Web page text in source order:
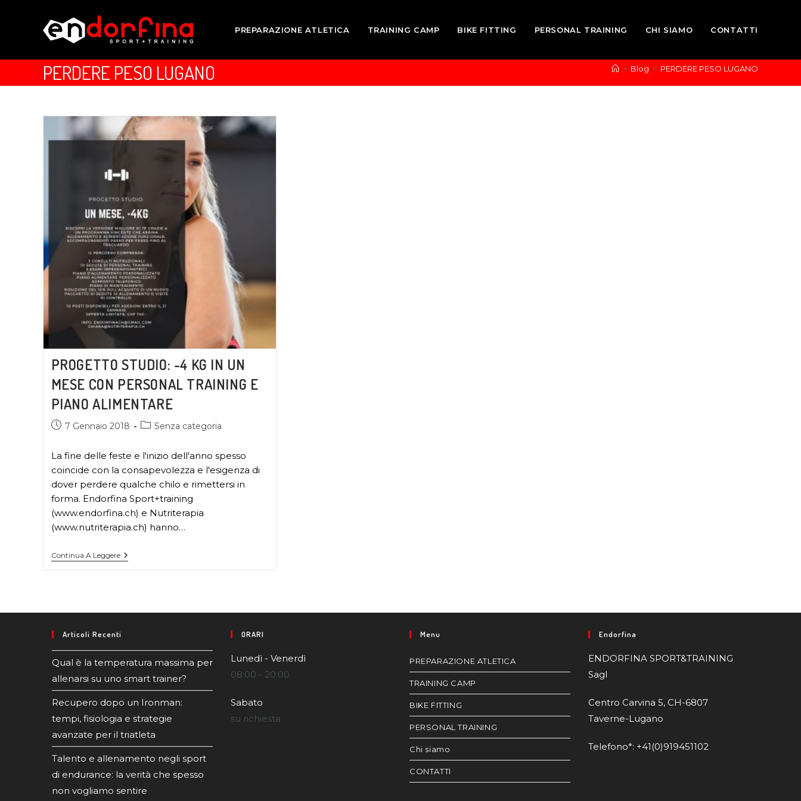
PREPARAZIONE ATLETICA TRAINING CAMP BIKE FITTING PERSONAL TRAINING CHI SIAMO CONTATTI
PERDERE PESO LUGANO > Blog > PERDERE PESO LUGANO
PROGETTO STUDIO: -4 KG IN UN
MESE CON PERSONAL TRAINING E
PIANO ALIMENTARE
7 Gennaio 2018 Senza categoria
La fine delle feste e l'inizio dell'anno spesso
coincide con la consapevolezza e l'esigenza di
dover perdere qualche chilo e rimettersi in
forma. Endorfina Sport+training
(www.endorfina.ch) e Nutriterapia
(www.nutriterapia.ch) hanno…
Continua A Leggere
Articoli Recenti
Qual è la temperatura massima per
allenarsi su uno smart trainer?
Recupero dopo un Ironman:
tempi, fisiologia e strategie
avanzate per il triatleta
Talento e allenamento negli sport
di endurance: la verità che spesso
non vogliamo sentire
ORARI
Lunedì - Venerdì
08:00 - 20:00
Sabato
su richiesta
Menu
PREPARAZIONE ATLETICA
TRAINING CAMP
BIKE FITTING
PERSONAL TRAINING
Chi siamo
CONTATTI
Endorfina
ENDORFINA SPORT&TRAINING
Sagl
Centro Carvina 5, CH-6807
Taverne-Lugano
Telefono*: +41(0)919451102